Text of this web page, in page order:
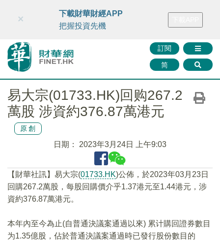
財華智庫網 FINTV FINMETA 財華證券 媒體矩陣
訂閱
简
×
下載財華財經APP
把握投資先機
易大宗(01733.HK)回购267.2
萬股 涉資約376.87萬港元
原創
日期： 2023年3月24日 上午9:03
【財華社訊】易大宗(01733.HK)公佈，於2023年03月23日
回購267.2萬股，每股回購價介乎1.37港元至1.44港元，涉
資約376.87萬港元。
本年內至今為止(自普通決議案通過以來) 累计購回證券數目
为1.35億股，佔於普通決議案通過時已發行股份數目的